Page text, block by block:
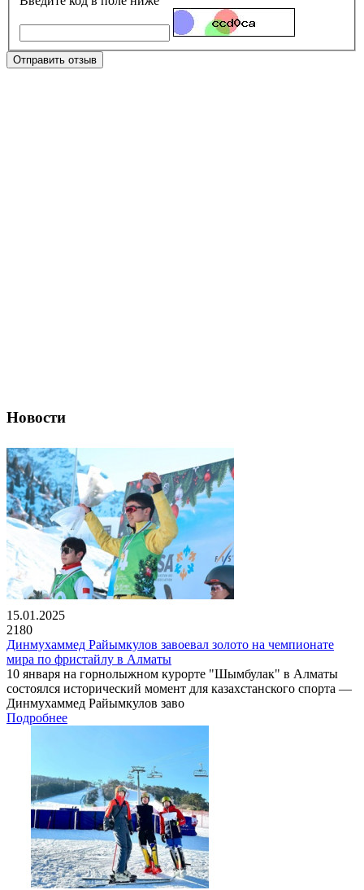
Отправить отзыв
Новости
15.01.2025
2180
Динмухаммед Райымкулов завоевал золото на чемпионате
мира по фристайлу в Алматы
10 января на горнолыжном курорте "Шымбулак" в Алматы
состоялся исторический момент для казахстанского спорта —
Динмухаммед Райымкулов заво
Подробнее